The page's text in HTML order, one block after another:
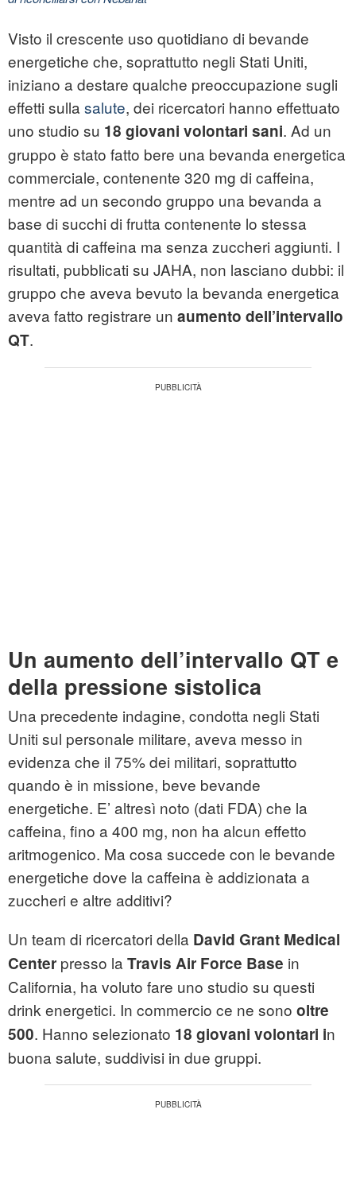
Visto il crescente uso quotidiano di bevande
energetiche che, soprattutto negli Stati Uniti,
iniziano a destare qualche preoccupazione sugli
effetti sulla salute, dei ricercatori hanno effettuato
uno studio su 18 giovani volontari sani. Ad un
gruppo è stato fatto bere una bevanda energetica
commerciale, contenente 320 mg di caffeina,
mentre ad un secondo gruppo una bevanda a
base di succhi di frutta contenente lo stessa
quantità di caffeina ma senza zuccheri aggiunti. I
risultati, pubblicati su JAHA, non lasciano dubbi: il
gruppo che aveva bevuto la bevanda energetica
aveva fatto registrare un aumento dell’intervallo
QT.
Un aumento dell’intervallo QT e
della pressione sistolica
Una precedente indagine, condotta negli Stati
Uniti sul personale militare, aveva messo in
evidenza che il 75% dei militari, soprattutto
quando è in missione, beve bevande
energetiche. E’ altresì noto (dati FDA) che la
caffeina, fino a 400 mg, non ha alcun effetto
aritmogenico. Ma cosa succede con le bevande
energetiche dove la caffeina è addizionata a
zuccheri e altre additivi?
Un team di ricercatori della David Grant Medical
Center presso la Travis Air Force Base in
California, ha voluto fare uno studio su questi
drink energetici. In commercio ce ne sono oltre
500. Hanno selezionato 18 giovani volontari in
buona salute, suddivisi in due gruppi.